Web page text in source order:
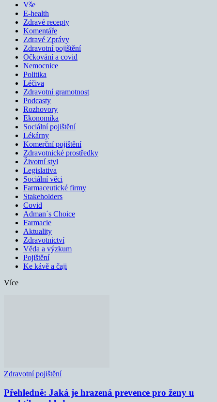
Vše
E-health
Zdravé recepty
Komentáře
Zdravé Zprávy
Zdravotní pojištění
Očkování a covid
Nemocnice
Politika
Léčiva
Zdravotní gramotnost
Podcasty
Rozhovory
Ekonomika
Sociální pojištění
Lékárny
Komerční pojištění
Zdravotnické prostředky
Životní styl
Legislativa
Sociální věci
Farmaceutické firmy
Stakeholders
Covid
Adman´s Choice
Farmacie
Aktuality
Zdravotnictví
Věda a výzkum
Pojištění
Ke kávě a čaji
Více
Zdravotní pojištění
Přehledně: Jaká je hrazená prevence pro ženy u